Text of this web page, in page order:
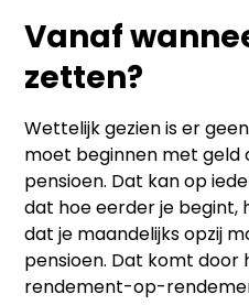
Vanaf
zetten?
Wettelijk gezien is er
moet beginnen met geld
pensioen. Dat kan op
dat hoe eerder je begint,
dat je maandelijks opzij
pensioen. Dat komt door
rendement-op-